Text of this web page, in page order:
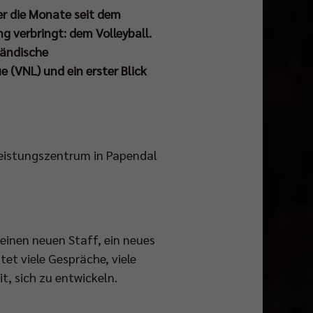
die Monate seit dem
verbringt: dem Volleyball.
(VNL) und ein erster Blick
in Papendal
neuen Staff, ein neues
viele Gespräche, viele
sich zu entwickeln.